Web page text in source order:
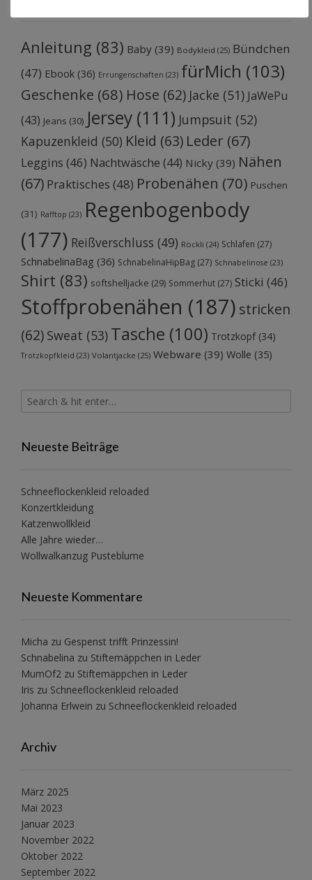
Anleitung (83) Baby (39) Bodykleid (25) Bündchen
(47) Ebook (36) Errungenschaften (23) fürMich (103)
Geschenke (68) Hose (62) Jacke (51) JaWePu
(43) Jeans (30) Jersey (111) Jumpsuit (52)
Kapuzenkleid (50) Kleid (63) Leder (67)
Leggins (46) Nachtwäsche (44) Nicky (39) Nähen
(67) Praktisches (48) Probenähen (70) Puschen
(31) Rafftop (23) Regenbogenbody
(177) Reißverschluss (49) Röckli (24) Schlafen (27)
SchnabelinaBag (36) SchnabelinaHipBag (27) Schnabelinose (23)
Shirt (83) softshelljacke (29) Sommerhut (27) Sticki (46)
Stoffprobenähen (187) stricken
(62) Sweat (53) Tasche (100) Trotzkopf(34)
Trotzkopfkleid (23) Volantjacke (25) Webware (39) Wolle (35)
Neueste Beiträge
Schneeflockenkleid reloaded
Konzertkleidung
Katzenwollkleid
Alle Jahre wieder…
Wollwalkanzug Pusteblume
Neueste Kommentare
Micha zu Gespenst trifft Prinzessin!
Schnabelina zu Stiftemäppchen in Leder
MumOf2 zu Stiftemäppchen in Leder
Iris zu Schneeflockenkleid reloaded
Johanna Erlwein zu Schneeflockenkleid reloaded
Archiv
März 2025
Mai 2023
Januar 2023
November 2022
Oktober 2022
September 2022